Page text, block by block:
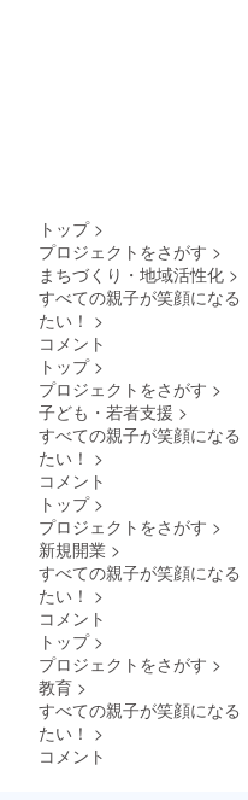
トップ >
プロジェクトをさがす >
まちづくり・地域活性化 >
すべての親子が笑顔にな
たい！ >
コメント
トップ >
プロジェクトをさがす >
子ども・若者支援 >
すべての親子が笑顔にな
たい！ >
コメント
トップ >
プロジェクトをさがす >
新規開業 >
すべての親子が笑顔にな
たい！ >
コメント
トップ >
プロジェクトをさがす >
教育 >
すべての親子が笑顔にな
たい！ >
コメント